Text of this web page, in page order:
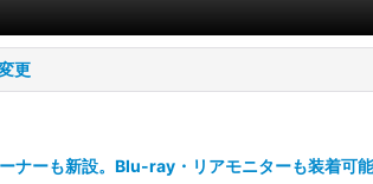
更
ナーも新設。Blu-ray・リアモニターも装着